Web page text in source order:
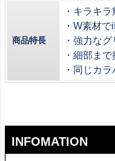
商品特長
・キラキ
・W素材
・強力な
・細部ま
・同じカ
INFOMATION